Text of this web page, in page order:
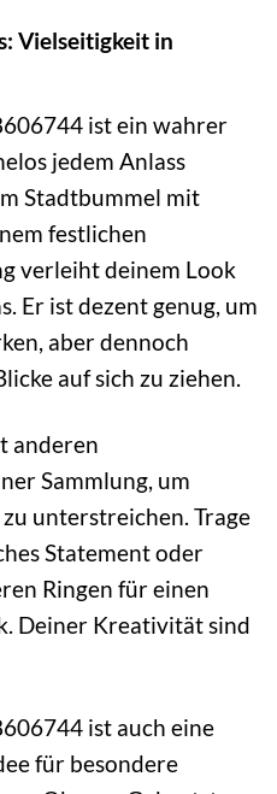
Vielseitigkeit in
ist ein wahrer
jedem Anlass
Stadtbummel mit
festlichen
verleiht deinem Look
Er ist dezent genug, um
aber dennoch
auf sich zu ziehen.
anderen
Sammlung, um
unterstreichen. Trage
Statement oder
Ringen für einen
Deiner Kreativität sind
ist auch eine
für besondere